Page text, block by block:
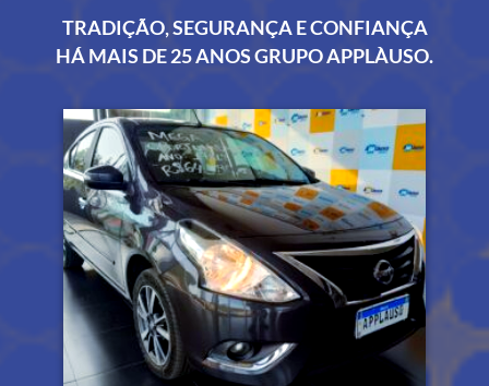
TRADIÇÃO, SEGURANÇA E CONFIANÇA
HÁ MAIS DE 25 ANOS GRUPO APPLÀUSO.